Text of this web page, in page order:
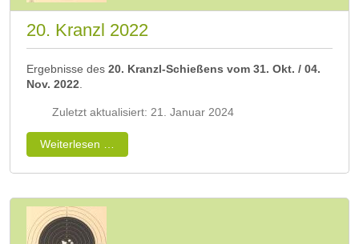
20. Kranzl 2022
Ergebnisse des 20. Kranzl-Schießens vom 31. Okt. / 04.
Nov. 2022
Zuletzt aktualisiert: 21. Januar 2024
Weiterlesen …